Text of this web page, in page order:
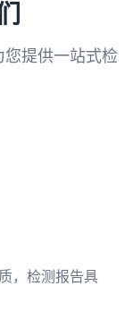
您提供一站式检
，检测报告具